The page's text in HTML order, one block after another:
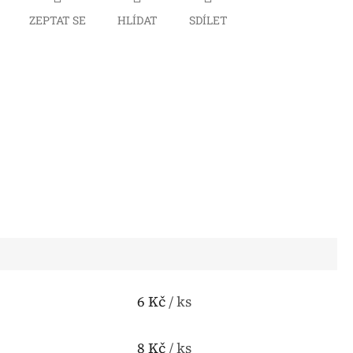
ZEPTAT SE HLÍDAT SDÍLET
6 Kč/ ks
8 Kč / ks